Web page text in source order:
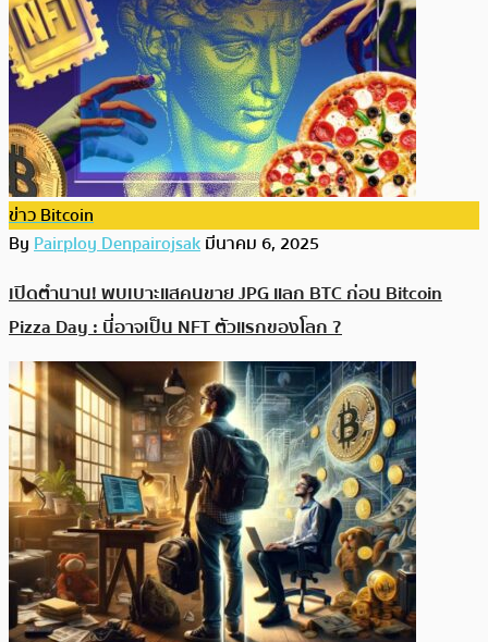
ข่าว Bitcoin
ByPairploy Denpairojsakมีนาคม 6, 2025
เปิดตำนาน! พบเบาะแสคนขาย JPG แลก BTC ก่อน Bitcoin
Pizza Day : นี่อาจเป็น NFT ตัวแรกของโลก ?